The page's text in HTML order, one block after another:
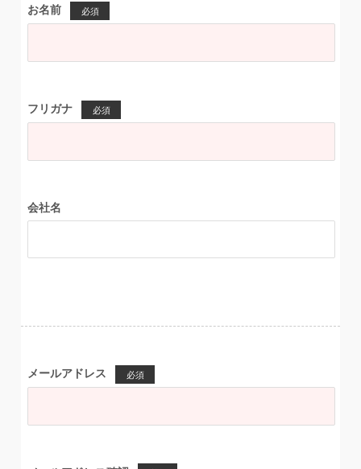
お名前 必須
フリガナ 必須
会社名
メールアドレス 必須